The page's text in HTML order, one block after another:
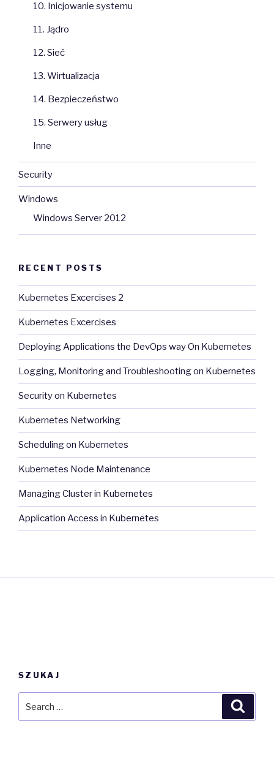
10. Inicjowanie systemu
11. Jądro
12. Sieć
13. Wirtualizacja
14. Bezpieczeństwo
15. Serwery usług
Inne
Security
Windows
Windows Server 2012
RECENT POSTS
Kubernetes Excercises 2
Kubernetes Excercises
Deploying Applications the DevOps way On Kubernetes
Logging, Monitoring and Troubleshooting on Kubernetes
Security on Kubernetes
Kubernetes Networking
Scheduling on Kubernetes
Kubernetes Node Maintenance
Managing Cluster in Kubernetes
Application Access in Kubernetes
SZUKAJ
for: